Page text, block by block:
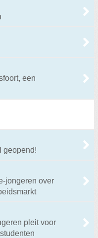
een
geopend!
jongeren over
pleit voor